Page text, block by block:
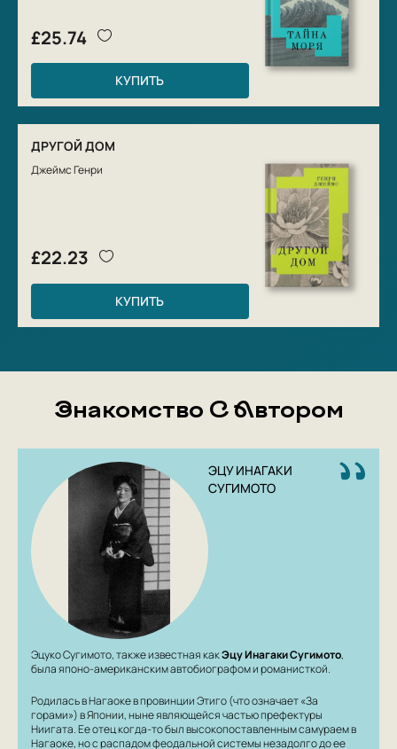
£25.74
КУПИТЬ
ДРУГОЙ ДОМ
Джеймс Генри
£22.23
КУПИТЬ
Знакомство С Автором
ЭЦУ ИНАГАКИ
СУГИМОТО
Эцуко Сугимото, также известная какЭцу Инагаки Сугимото,
была японо-американским автобиографом и романисткой.
Родилась в Нагаоке в провинции Этиго (что означает «За
горами») в Японии, ныне являющейся частью префектуры
Ниигата. Ее отец когда-то был высокопоставленным самураем в
Нагаоке, но с распадом феодальной системы незадолго до ее